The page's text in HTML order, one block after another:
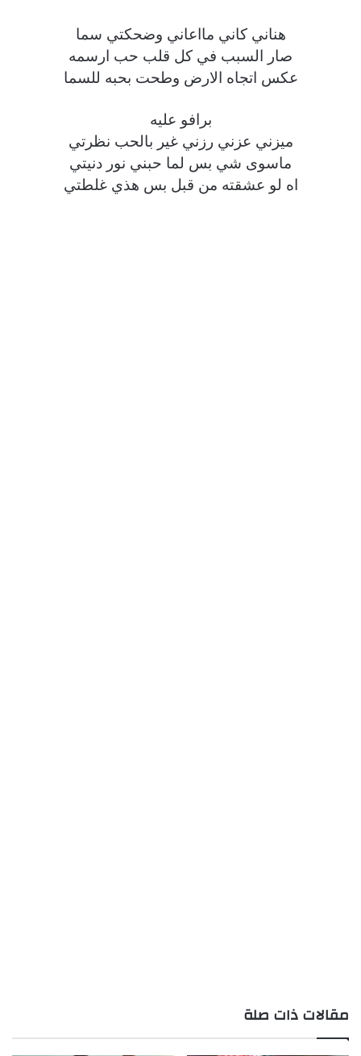
هناني كاني مااعاني وضحكتي سما
صار السبب في كل قلب حب ارسمه
عكس اتجاه الارض وطحت بحبه للسما
برافو عليه
ميزني عزني رزني غير بالحب نظرتي
ماسوى شي بس لما حبني نور دنيتي
اه لو عشقته من قبل بس هذي غلطتي
مقالات ذات صلة